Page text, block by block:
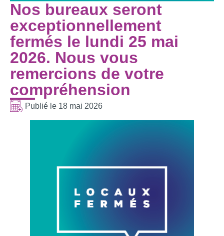
Nos bureaux seront
exceptionnellement
fermés le lundi 25 mai
2026. Nous vous
remercions de votre
compréhension
Publié le 18 mai 2026